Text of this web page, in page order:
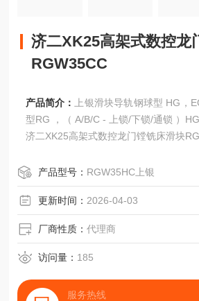
济二XK25高架式数控龙
RGW35CC
产品简介：
上银滑块导轨钢球型 HG，EG，MG，QH滚柱体
型RG ，（ A/B/C - 上锁/下锁/通锁 ）
济二XK25高架式数控龙门镗铣床滑块
产品型号： RGW35HC上银
更新时间： 2026-04-03
厂商性质：代理商
访问量： 185
服务热线